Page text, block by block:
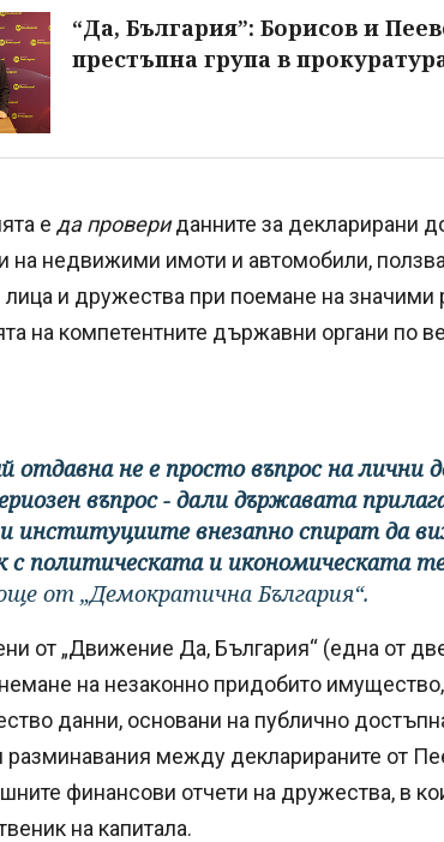
“Да, България”: Борисов и
престъпна група в
е да провериданните за декларирани
на недвижими имоти и автомобили,
лица и дружества при поемане на значими
на компетентните държавни органи по
отдавна не е просто въпрос на лични
въпрос - дали държавата
институциите внезапно спират да
с политическата и икономическата
от „Демократична България“.
от „Движение Да, България“ (една от
на незаконно придобито
данни, основани на публично
между декларираните от
финансови отчети на дружества, в
на капитала.